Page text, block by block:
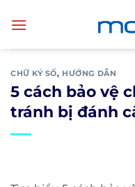
CHỮ KÝ SỐ, HƯỚNG DẪN
5 cách bảo vệ
tránh bị đánh